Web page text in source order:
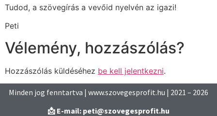
Tudod, a szövegírás a vevőid nyelvén az igazi!
Peti
Vélemény, hozzászólás?
Hozzászólás küldéséhez be kell jelentkezni.
Minden jog fenntartva | www.szovegesprofit.hu | 2021 – 2026
📩 E-mail: peti@szovegesprofit.hu